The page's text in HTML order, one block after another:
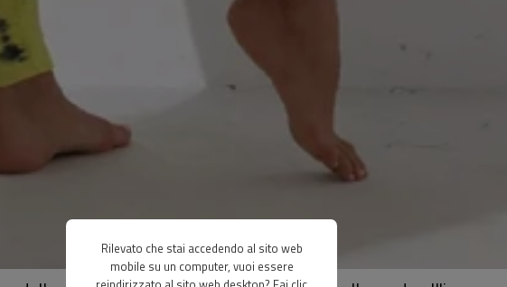
Rilevato che stai accedendo al sito web
mobile su un computer, vuoi essere